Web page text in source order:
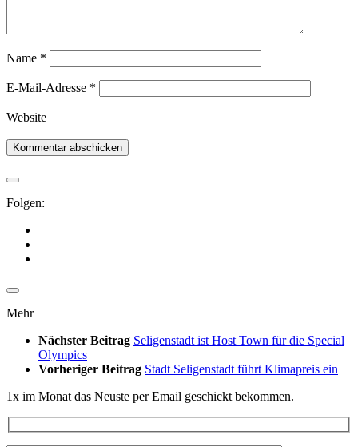
Name *
E-Mail-Adresse *
Website
Folgen:
Mehr
Nächster Beitrag Seligenstadt ist Host Town für die Special
Olympics
Vorheriger Beitrag Stadt Seligenstadt führt Klimapreis ein
1x im Monat das Neuste per Email geschickt bekommen.